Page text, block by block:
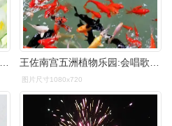
多与这类八字的人相处,你会沾光 好运连连__凤凰网 王佐南宫五洲植物乐园:会唱歌的鹦鹉,好运锦鲤,室内温室乐园开园啦!
图片尺寸1080x720